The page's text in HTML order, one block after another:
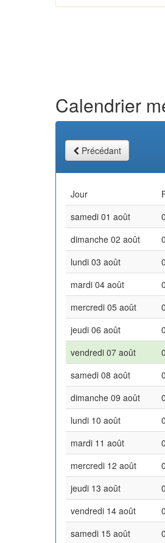
Calendrier
Précédant
Jour
samedi 01 août
dimanche 02 août
lundi 03 août
mardi 04 août
mercredi 05 août
jeudi 06 août
vendredi 07 août
samedi 08 août
dimanche 09 août
lundi 10 août
mardi 11 août
mercredi 12 août
jeudi 13 août
vendredi 14 août
samedi 15 août